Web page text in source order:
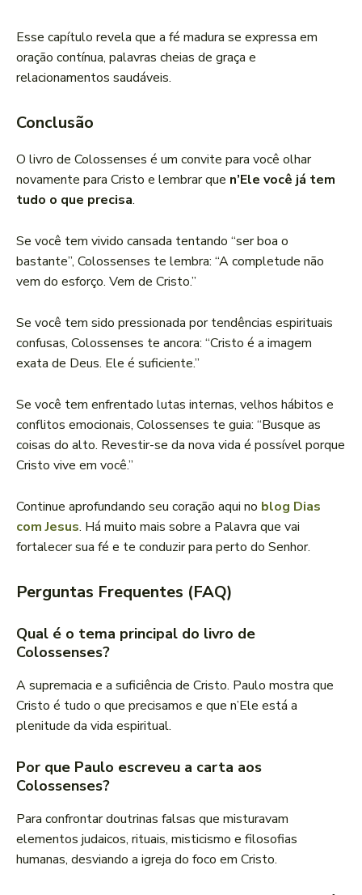
Esse capítulo revela que a fé madura se expressa em
oração contínua, palavras cheias de graça e
relacionamentos saudáveis.
Conclusão
O livro de Colossenses é um convite para você olhar
novamente para Cristo e lembrar que n’Ele você já tem
tudo o que precisa.
Se você tem vivido cansada tentando “ser boa o
bastante”, Colossenses te lembra: “A completude não
vem do esforço. Vem de Cristo.”
Se você tem sido pressionada por tendências espirituais
confusas, Colossenses te ancora: “Cristo é a imagem
exata de Deus. Ele é suficiente.”
Se você tem enfrentado lutas internas, velhos hábitos e
conflitos emocionais, Colossenses te guia: “Busque as
coisas do alto. Revestir-se da nova vida é possível porque
Cristo vive em você.”
Continue aprofundando seu coração aqui no blog Dias
com Jesus. Há muito mais sobre a Palavra que vai
fortalecer sua fé e te conduzir para perto do Senhor.
Perguntas Frequentes (FAQ)
Qual é o tema principal do livro de
Colossenses?
A supremacia e a suficiência de Cristo. Paulo mostra que
Cristo é tudo o que precisamos e que n’Ele está a
plenitude da vida espiritual.
Por que Paulo escreveu a carta aos
Colossenses?
Para confrontar doutrinas falsas que misturavam
elementos judaicos, rituais, misticismo e filosofias
humanas, desviando a igreja do foco em Cristo.